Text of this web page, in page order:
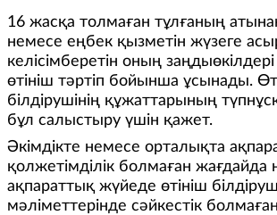
16 жасқа толмаған тұлғаның
немесе еңбек қызметін жүзеге
келісімберетін оның
өтініш тәртіп бойынша ұсынады.
білдірушінің құжаттарының
бұл салыстыру үшін қажет.
Әкімдікте немесе орталықта
қолжетімділік болмаған жағдайда
ақпараттық жүйеде өтініш
мәліметтерінде сәйкестік